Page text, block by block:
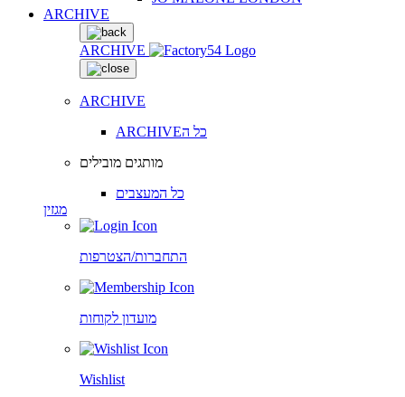
ARCHIVE
ARCHIVE
ARCHIVE
ARCHIVEכל ה
מותגים מובילים
כל המעצבים
מגזין
התחברות/הצטרפות
מועדון לקוחות
Wishlist